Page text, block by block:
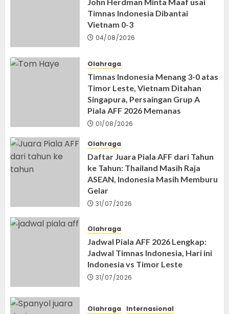
Timnas Indonesia Dibantai
Vietnam 0-3
04/08/2026
Olahraga
Timnas Indonesia Menang 3-0 atas
Timor Leste, Vietnam Ditahan
Singapura, Persaingan Grup A
Piala AFF 2026 Memanas
01/08/2026
Olahraga
Daftar Juara Piala AFF dari Tahun
ke Tahun: Thailand Masih Raja
ASEAN, Indonesia Masih Memburu
Gelar
31/07/2026
Olahraga
Jadwal Piala AFF 2026 Lengkap:
Jadwal Timnas Indonesia, Hari ini
Indonesia vs Timor Leste
31/07/2026
Olahraga Internasional